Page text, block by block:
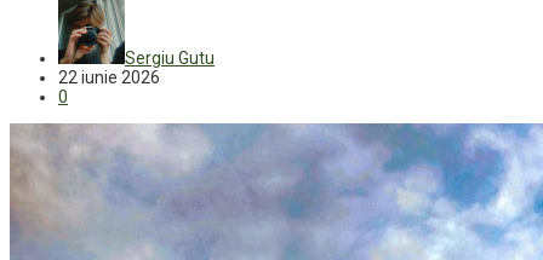
Sergiu Gutu
22 iunie 2026
0